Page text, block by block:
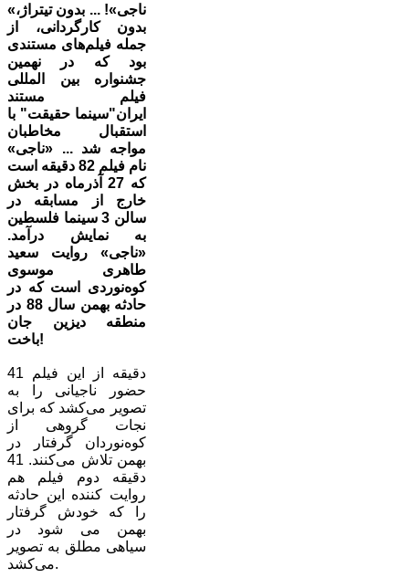
«ناجی»! ... بدون تیتراژ،
بدون کارگردانی، از
جمله فیلم‌های مستندی
بود که در نهمین
جشنواره بین المللی
فیلم مستند
ایران"سینما حقیقت" با
استقبال مخاطبان
مواجه شد ... «ناجی»
نام فیلم 82 دقیقه است
که 27 آذرماه در بخش
خارج از مسابقه در
سالن 3 سینما فلسطین
به نمایش درآمد.
«ناجی» روایت سعید
طاهری موسوی
کوه‌نوردی است که در
حادثه بهمن سال 88 در
منطقه دیزین جان
باخت!
41 دقیقه از این فیلم
حضور ناجیانی را به
تصویر می‌کشد که برای
نجات گروهی از
کوه‌نوردان گرفتار در
بهمن تلاش می‌کنند. 41
دقیقه دوم فیلم هم
روایت کننده این حادثه
را که خودش گرفتار
بهمن می شود در
سیاهی مطلق به تصویر
می‌کشد.